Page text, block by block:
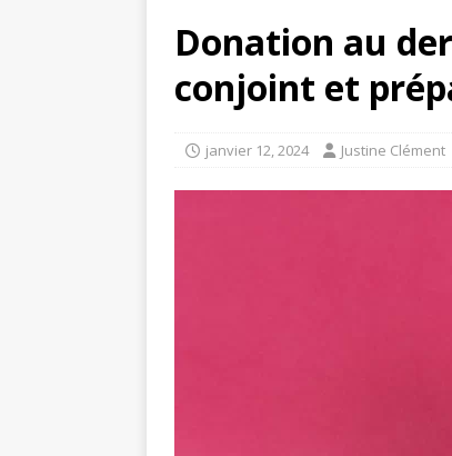
Donation au
conjoint et
janvier 12, 2024 Justine Clément